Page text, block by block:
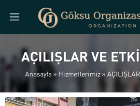
AÇILIŞLAR VE
Anasayfa» Hizmetlerimiz»